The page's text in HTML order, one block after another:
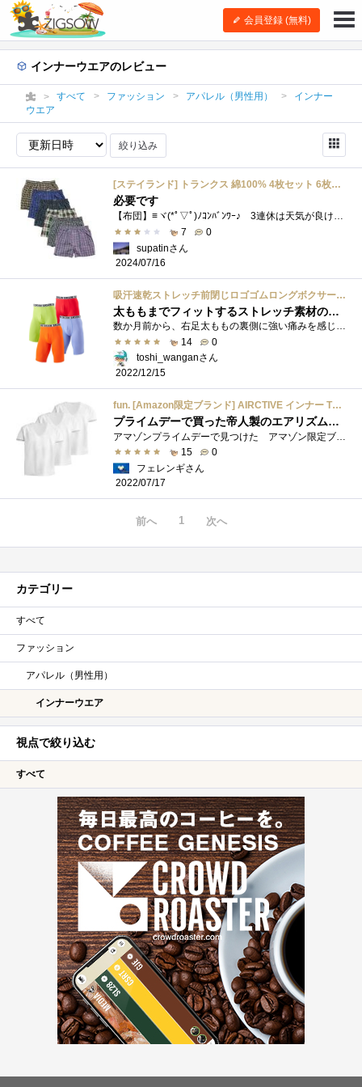
会員登録 (無料)
インナーウエアのレビュー
すべて ファッション アパレル（男性用）
インナー
ウエア
絞り込み
[ステイランド] トランクス 綿100% 4枚セット 6枚セット 前開きボタン付き メンズ (5L, チェック柄6枚セット)
必要です
【布団】≡ヾ(*ﾟ▽ﾟ)ﾉｺﾝﾊﾞﾝﾜｰ♪ 3連休は天気が良ければお客さん入るかと思って営業していたのですがさっぱり駄目で稼げません�...
7
0
supatinさん
2024/07/16
吸汗速乾ストレッチ前閉じロゴゴムロングボクサーパンツ４枚組
太ももまでフィットするストレッチ素材のボクサーパンツ #ニッセン
数か月前から、右足太ももの裏側に強い痛みを感じることが有り症状的に、肉離れかなと思っております。 太ももに巻くサポーターでサイズが大...
14
0
toshi_wanganさん
2022/12/15
fun. [Amazon限定ブランド] AIRCTIVE インナー Tシャツ 3枚セット インナーシャツ Vネック メンズ 帝人フロンティア企画 エアクティブシリーズ 夏 ホワイト M
プライムデーで買った帝人製のエアリズムのようなインナーシャツ
15
0
フェレンギさん
2022/07/17
前へ 1 次へ
カテゴリー
すべて
ファッション
アパレル（男性用）
インナーウエア
視点で絞り込む
すべて